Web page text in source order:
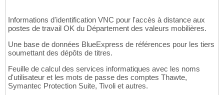
Informations d'identification VNC pour l'accès à distance aux
postes de travail OK du Département des valeurs mobilières.
Une base de données BlueExpress de références pour les tiers
soumettant des dépôts de titres.
Feuille de calcul des services informatiques avec les noms
d'utilisateur et les mots de passe des comptes Thawte,
Symantec Protection Suite, Tivoli et autres.